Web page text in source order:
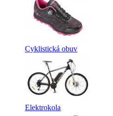
Cyklistická obuv
Elektrokola